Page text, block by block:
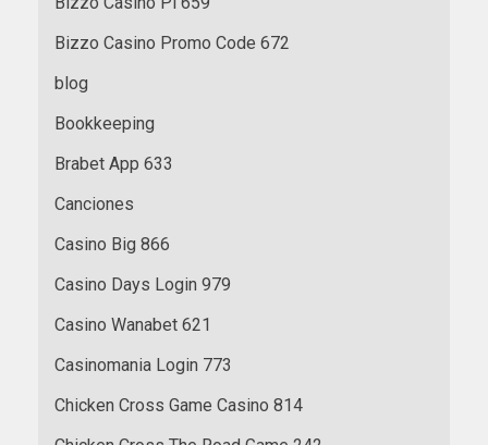
Bizzo Casino Promo Code 672
blog
Bookkeeping
Brabet App 633
Canciones
Casino Big 866
Casino Days Login 979
Casino Wanabet 621
Casinomania Login 773
Chicken Cross Game Casino 814